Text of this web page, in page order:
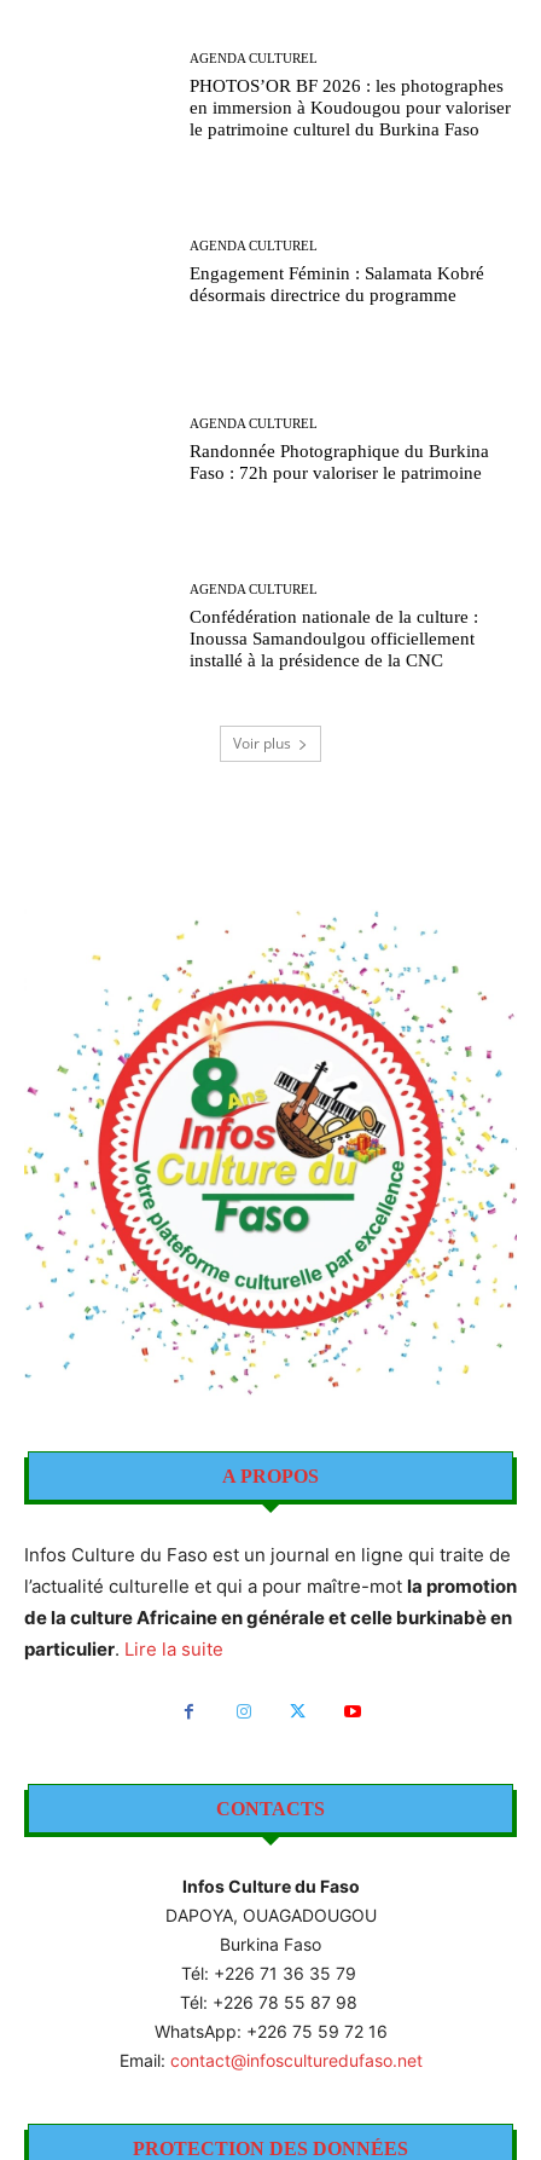
AGENDA CULTUREL
PHOTOS’OR BF 2026 : les photographes
en immersion à Koudougou pour valoriser
le patrimoine culturel du Burkina Faso
AGENDA CULTUREL
Engagement Féminin : Salamata Kobré
désormais directrice du programme
AGENDA CULTUREL
Randonnée Photographique du Burkina
Faso : 72h pour valoriser le patrimoine
AGENDA CULTUREL
Confédération nationale de la culture :
Inoussa Samandoulgou officiellement
installé à la présidence de la CNC
Voir plus
A PROPOS
Infos Culture du Faso est un journal en ligne qui traite de
l’actualité culturelle et qui a pour maître-mot la promotion
de la culture Africaine en générale et celle burkinabè en
particulier. Lire la suite
CONTACTS
Infos Culture du Faso
DAPOYA, OUAGADOUGOU
Burkina Faso
Tél: +226 71 36 35 79
Tél: +226 78 55 87 98
WhatsApp: +226 75 59 72 16
Email: contact@infosculturedufaso.net
PROTECTION DES DONNÉES